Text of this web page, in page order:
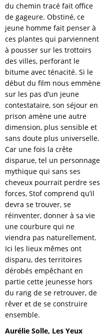
du chemin tracé fait office
de gageure. Obstiné, ce
jeune homme fait penser à
ces plantes qui parviennent
à pousser sur les trottoirs
des villes, perforant le
bitume avec ténacité. Si le
début du film nous emmène
sur les pas d’un jeune
contestataire, son séjour en
prison amène une autre
dimension, plus sensible et
sans doute plus universelle.
Car une fois la crête
disparue, tel un personnage
mythique qui sans ses
cheveux pourrait perdre ses
forces, Stof comprend qu’il
devra se trouver, se
réinventer, donner à sa vie
une courbure qui ne
viendra pas naturellement.
Ici les lieux mêmes ont
disparu, des territoires
dérobés empêchant en
partie cette jeunesse hors
du rang de se retrouver, de
rêver et de se construire
ensemble.
Aurélie Solle, Les Yeux